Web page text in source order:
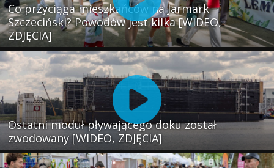
Co przyciąga mieszkańców na Jarmark
Szczeciński? Powodów jest kilka [WIDEO,
ZDJĘCIA]
Ostatni moduł pływającego doku został
zwodowany [WIDEO, ZDJĘCIA]